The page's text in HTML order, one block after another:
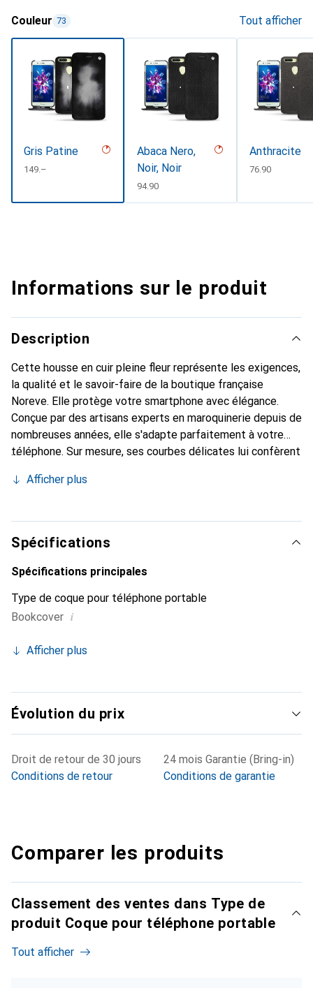
Couleur 73 Tout afficher
Gris Patine
CHF
149.–
Abaca Nero,
Noir, Noir
CHF
94.90
Anthracite
CHF
76.90
Informations sur le produit
Description
Cette housse en cuir pleine fleur représente les exigences,
la qualité et le savoir-faire de la boutique française
Noreve. Elle protège votre smartphone avec élégance.
Conçue par des artisans experts en maroquinerie depuis de
nombreuses années, elle s'adapte parfaitement à votre
téléphone. Sur mesure, ses courbes délicates lui confèrent
et indispensable de votre smartphone. Reconnaître
marque Noreve est un choix sûr pour une clientèle
exigeante.
Afficher plus
Spécifications
Spécifications principales
Type de coque pour téléphone portable
Bookcover i
Afficher plus
Évolution du prix
Droit de retour de 30 jours
Conditions de retour
24 mois Garantie (Bring-in)
Conditions de garantie
Comparer les produits
Classement des ventes dans Type de
produit Coque pour téléphone portable
Tout afficher